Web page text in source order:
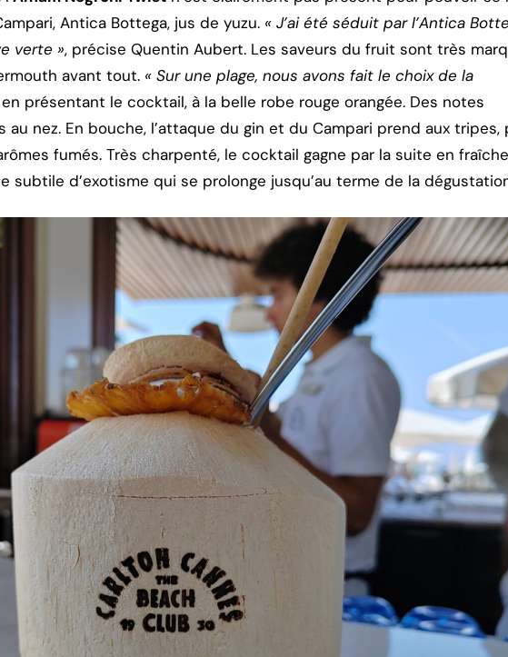
Antica Bottega, jus de yuzu. « J’ai été séduit par l’Antica
verte », précise Quentin Aubert. Les saveurs du fruit sont très
avant tout. « Sur une plage, nous avons fait le choix de la
présentant le cocktail, à la belle robe rouge orangée. Des notes
au nez. En bouche, l’attaque du gin et du Campari prend aux tripes,
fumés. Très charpenté, le cocktail gagne par la suite en
subtile d’exotisme qui se prolonge jusqu’au terme de la